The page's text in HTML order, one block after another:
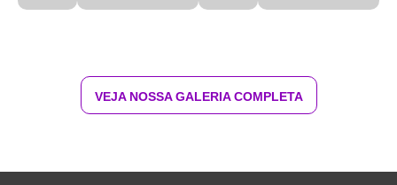
VEJA NOSSA GALERIA COMPLETA